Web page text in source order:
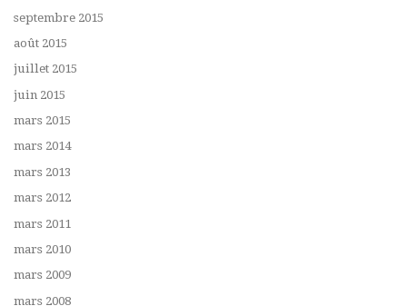
septembre 2015
août 2015
juillet 2015
juin 2015
mars 2015
mars 2014
mars 2013
mars 2012
mars 2011
mars 2010
mars 2009
mars 2008